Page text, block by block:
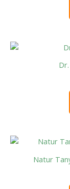
Natur